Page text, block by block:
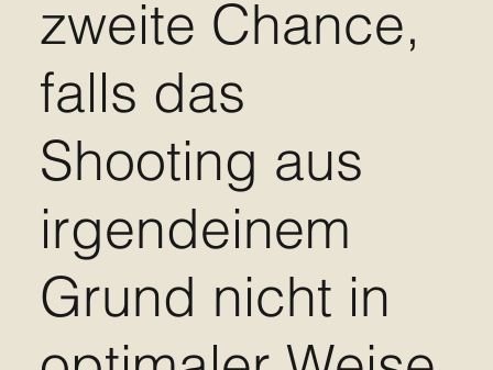
zweite Chance,
falls das
Shooting aus
irgendeinem
Grund nicht in